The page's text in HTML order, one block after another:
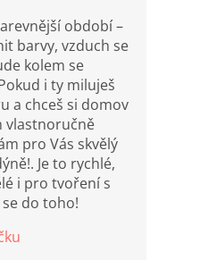
období –
barvy, vzduch se
kolem se
i ty miluješ
a chceš si domov
vlastnoručně
pro Vás skvělý
Je to rychlé,
i pro tvoření s
do toho!